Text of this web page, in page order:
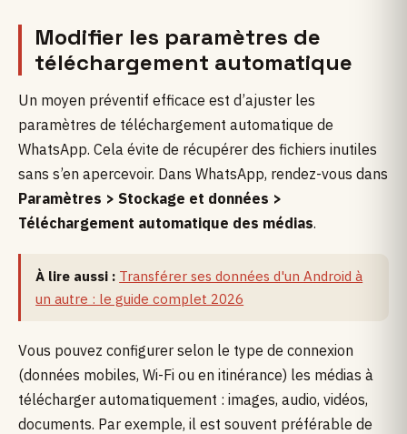
Modifier les paramètres de
téléchargement automatique
Un moyen préventif efficace est d’ajuster les
paramètres de téléchargement automatique de
WhatsApp. Cela évite de récupérer des fichiers inutiles
sans s’en apercevoir. Dans WhatsApp, rendez-vous dans
Paramètres > Stockage et données >
Téléchargement automatique des médias.
À lire aussi : Transférer ses données d'un Android à
un autre : le guide complet 2026
Vous pouvez configurer selon le type de connexion
(données mobiles, Wi-Fi ou en itinérance) les médias à
télécharger automatiquement : images, audio, vidéos,
documents. Par exemple, il est souvent préférable de